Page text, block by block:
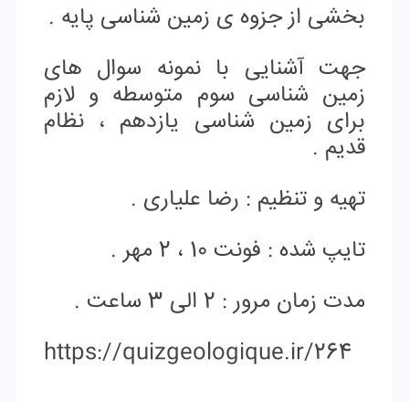
بخشی از جزوه ی زمین شناسی پایه .
جهت آشنایی با نمونه سوال های
زمین شناسی سوم متوسطه و لازم
برای زمین شناسی یازدهم ، نظام
قدیم .
تهیه و تنظیم : رضا علیاری .
تایپ شده : فونت 10 ، 2 مهر .
مدت زمان مرور : 2 الی 3 ساعت .
https://quizgeologique.ir/264